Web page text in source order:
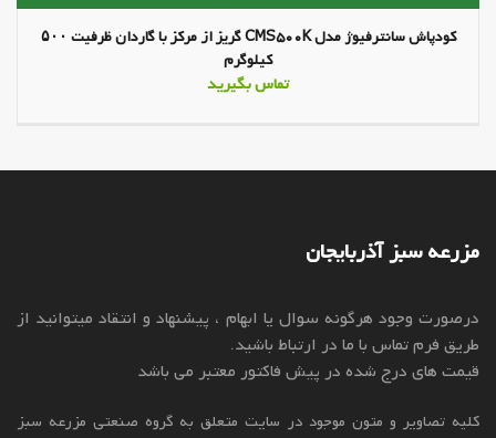
کودپاش سانترفیوژ مدل CMS500K گریز از مرکز با گاردان ظرفیت ۵۰۰
کیلوگرم
تماس بگیرید
مزرعه سبز آذربایجان
درصورت وجود هرگونه سوال یا ابهام ، پیشنهاد و انتقاد میتوانید از
طریق فرم تماس با ما در ارتباط باشید.
قیمت های درج شده در پیش فاکتور معتبر می باشد
کلیه تصاویر و متون موجود در سایت متعلق به گروه صنعتی مزرعه سبز